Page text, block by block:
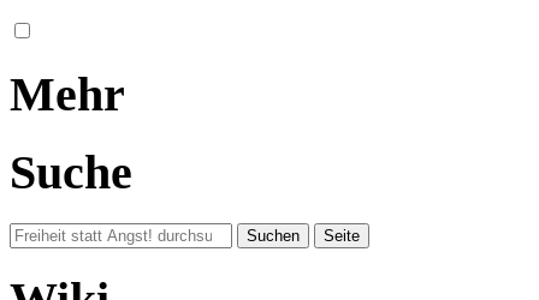
Mehr
Suche